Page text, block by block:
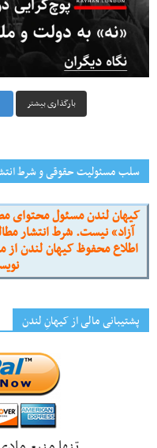
بارگذاری بیشتر
سلب مسئولیت حقوقی و شرط
کیهان لندن مسئول محتوای
آزاد» نیست. شرط انتشار
اطلاع محفوظ کیهان لندن
پشتیبانی مالی از کیهانِ لندن